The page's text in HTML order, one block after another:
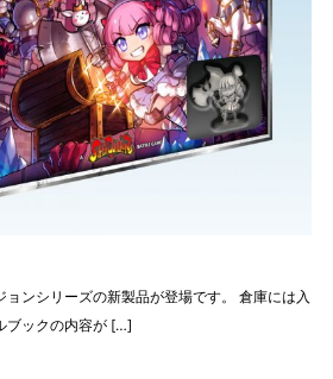
ンシリーズの新製品が登場です。 倉庫には入
ブックの内容が […]